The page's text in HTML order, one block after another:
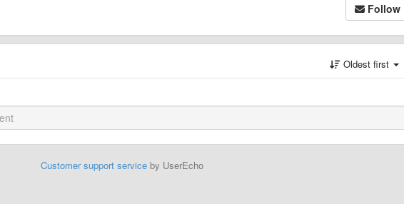
Follow
Oldest first
Customer support serviceby UserEcho